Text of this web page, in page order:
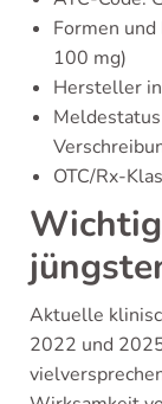
Formen
100 mg)
Hersteller
OTC/Rx-
Aktuelle
2022 und